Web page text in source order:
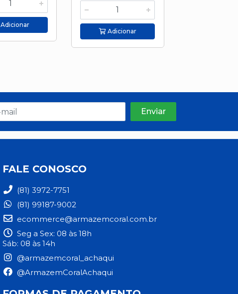
Adicionar
Adicionar
FALE CONOSCO
(81) 3972-7751
(81) 99187-9002
ecommerce@armazemcoral.com.br
Seg a Sex: 08 às 18h
Sáb: 08 às 14h
@armazemcoral_achaqui
@ArmazemCoralAchaqui